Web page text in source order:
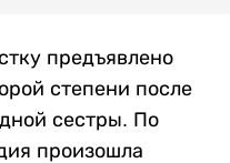
предъявлено
степени после
сестры. По
произошла